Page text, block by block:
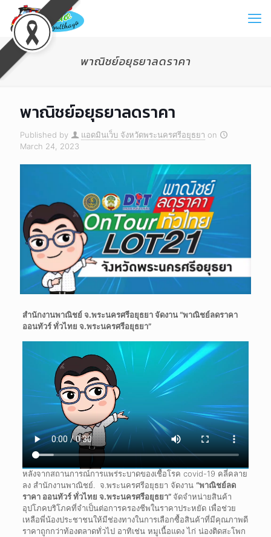
พาณิชย์อยุธยาลดราคา
พาณิชย์อยุธยาลดราคา
Published by แอดมินเว็บ จังหวัดพระนครศรีอยุธยา on
March 24, 2023
สำนักงานพาณิชย์ จ.พระนครศรีอยุธยา จัดงาน “พาณิชย์ลดราคา
ออนทัวร์ ทั่วไทย จ.พระนครศรีอยุธยา”
หลังจากสถานการณ์การแพร่ระบาดของเชื้อโรค covid-19 คลี่คลาย
ลง สำนักงานพาณิชย์. จ.พระนครศรีอยุธยา จัดงาน “พาณิชย์ลด
ราคา ออนทัวร์ ทั่วไทย จ.พระนครศรีอยุธยา” จัดจำหน่ายสินค้า
อุปโภคบริโภคที่จำเป็นต่อการครองชีพในราคาประหยัด เพื่อช่วย
เหลือพี่น้องประชาชนให้มีช่องทางในการเลือกซื้อสินค้าที่มีคุณภาพดี
ราคาถูกกว่าท้องตลาดทั่วไป อาทิเช่น หมูเนื้อแดง ไก่ น่องติดสะโพก